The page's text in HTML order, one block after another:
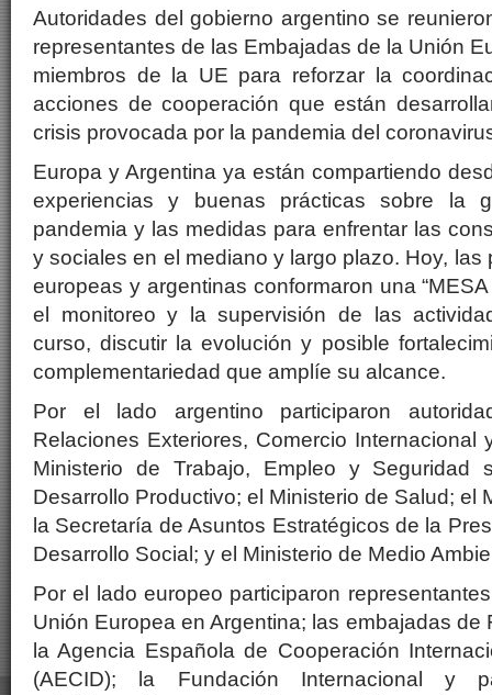
Autoridades del gobierno argentino se
representantes de las Embajadas de la Unión
miembros de la UE para reforzar la
acciones de cooperación que están
crisis provocada por la pandemia del
Europa y Argentina ya están compartiendo
experiencias y buenas prácticas sobre la
pandemia y las medidas para enfrentar las
y sociales en el mediano y largo plazo. Hoy, las
europeas y argentinas conformaron una
el monitoreo y la supervisión de las
curso, discutir la evolución y posible
complementariedad que amplíe su alcance.
Por el lado argentino participaron
Relaciones Exteriores, Comercio
Ministerio de Trabajo, Empleo y Seguridad
Desarrollo Productivo; el Ministerio de Salud; el
la Secretaría de Asuntos Estratégicos de la
Desarrollo Social; y el Ministerio de Medio
Por el lado europeo participaron
Unión Europea en Argentina; las embajadas de
la Agencia Española de Cooperación
(AECID); la Fundación Internacional y